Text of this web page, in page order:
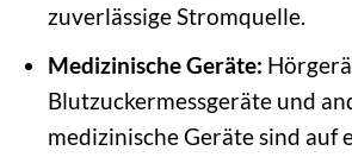
zuverlässige Stromquelle.
Medizinische Geräte:
Blutzuckermessgeräte und
medizinische Geräte sind auf